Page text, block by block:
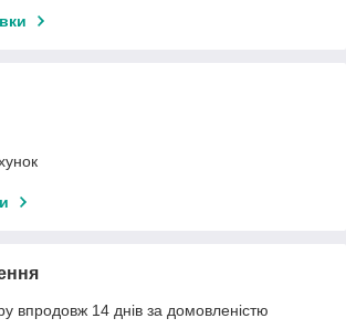
впродовж 14 днів за домовленістю